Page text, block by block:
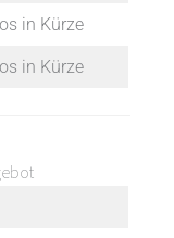
in Kürze
in Kürze